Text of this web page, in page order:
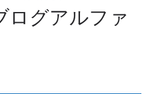
ログアルファ